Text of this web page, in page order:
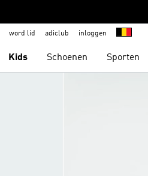
word lid adiclub inloggen
Kids Schoenen Sporten